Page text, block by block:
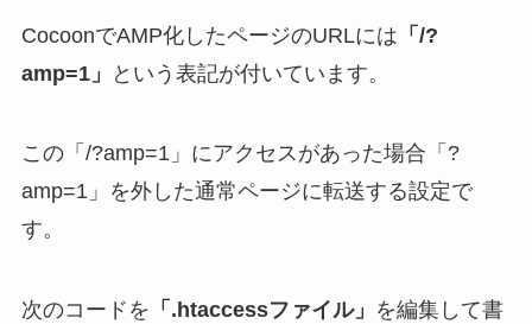
CocoonでAMP化したページのURLには 「/?
amp=1」
という表記が付いています。
この「/?amp=1」にアクセスがあった場合「?
amp=1」を外した通常ページに転送する設定で
す。
次のコードを 「.htaccessファイル」 を編集して書